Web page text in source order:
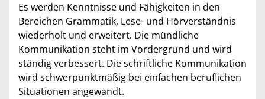
Es werden Kenntnisse und Fähigkeiten in den
Bereichen Grammatik, Lese- und Hörverständnis
wiederholt und erweitert. Die mündliche
Kommunikation steht im Vordergrund und wird
ständig verbessert. Die schriftliche Kommunikation
wird schwerpunktmäßig bei einfachen beruflichen
Situationen angewandt.